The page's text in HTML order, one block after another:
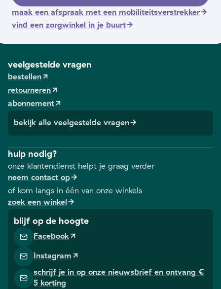
maak een afspraak met een mobiliteitsverstrekker
vind een zorgwinkel in je buurt
veelgestelde vragen
bestellen
retourneren
abonnement
bekijk alle veelgestelde vragen
hulp nodig?
onze klantendienst helpt je graag verder
neem contact op
of kom langs in één van onze winkels
zoek een winkel
blijf op de hoogte
Facebook
Instagram
schrijf je in op onze nieuwsbrief en ontvang €
5 korting